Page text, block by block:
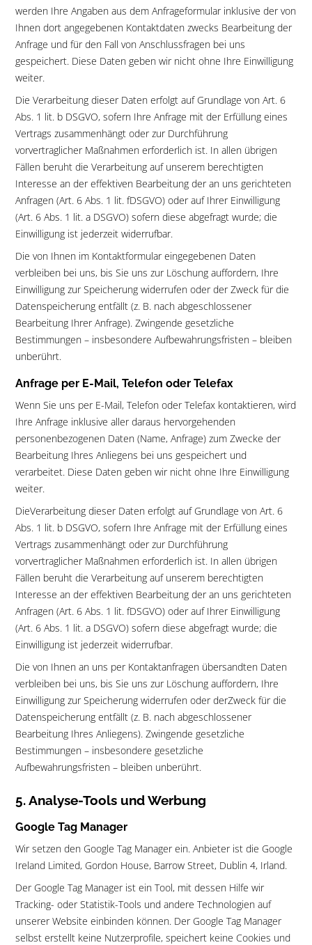
werden Ihre Angaben aus dem Anfrageformular inklusive der von
Ihnen dort angegebenen Kontaktdaten zwecks Bearbeitung der
Anfrage und für den Fall von Anschlussfragen bei uns
gespeichert. Diese Daten geben wir nicht ohne Ihre Einwilligung
weiter.
Die Verarbeitung dieser Daten erfolgt auf Grundlage von Art. 6
Abs. 1 lit. b DSGVO, sofern Ihre Anfrage mit der Erfüllung eines
Vertrags zusammenhängt oder zur Durchführung
vorvertraglicher Maßnahmen erforderlich ist. In allen übrigen
Fällen beruht die Verarbeitung auf unserem berechtigten
Interesse an der effektiven Bearbeitung der an uns gerichteten
Anfragen (Art. 6 Abs. 1 lit. fDSGVO) oder auf Ihrer Einwilligung
(Art. 6 Abs. 1 lit. a DSGVO) sofern diese abgefragt wurde; die
Einwilligung ist jederzeit widerrufbar.
Die von Ihnen im Kontaktformular eingegebenen Daten
verbleiben bei uns, bis Sie uns zur Löschung auffordern, Ihre
Einwilligung zur Speicherung widerrufen oder der Zweck für die
Datenspeicherung entfällt (z. B. nach abgeschlossener
Bearbeitung Ihrer Anfrage). Zwingende gesetzliche
Bestimmungen – insbesondere Aufbewahrungsfristen – bleiben
unberührt.
Anfrage per E-Mail, Telefon oder Telefax
Wenn Sie uns per E-Mail, Telefon oder Telefax kontaktieren, wird
Ihre Anfrage inklusive aller daraus hervorgehenden
personenbezogenen Daten (Name, Anfrage) zum Zwecke der
Bearbeitung Ihres Anliegens bei uns gespeichert und
verarbeitet. Diese Daten geben wir nicht ohne Ihre Einwilligung
weiter.
DieVerarbeitung dieser Daten erfolgt auf Grundlage von Art. 6
Abs. 1 lit. b DSGVO, sofern Ihre Anfrage mit der Erfüllung eines
Vertrags zusammenhängt oder zur Durchführung
vorvertraglicher Maßnahmen erforderlich ist. In allen übrigen
Fällen beruht die Verarbeitung auf unserem berechtigten
Interesse an der effektiven Bearbeitung der an uns gerichteten
Anfragen (Art. 6 Abs. 1 lit. fDSGVO) oder auf Ihrer Einwilligung
(Art. 6 Abs. 1 lit. a DSGVO) sofern diese abgefragt wurde; die
Einwilligung ist jederzeit widerrufbar.
Die von Ihnen an uns per Kontaktanfragen übersandten Daten
verbleiben bei uns, bis Sie uns zur Löschung auffordern, Ihre
Einwilligung zur Speicherung widerrufen oder derZweck für die
Datenspeicherung entfällt (z. B. nach abgeschlossener
Bearbeitung Ihres Anliegens). Zwingende gesetzliche
Bestimmungen – insbesondere gesetzliche
Aufbewahrungsfristen – bleiben unberührt.
5. Analyse-Tools und Werbung
Google Tag Manager
Wir setzen den Google Tag Manager ein. Anbieter ist die Google
Ireland Limited, Gordon House, Barrow Street, Dublin 4, Irland.
Der Google Tag Manager ist ein Tool, mit dessen Hilfe wir
Tracking- oder Statistik-Tools und andere Technologien auf
unserer Website einbinden können. Der Google Tag Manager
selbst erstellt keine Nutzerprofile, speichert keine Cookies und